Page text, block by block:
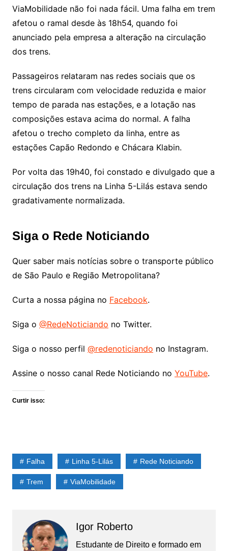
ViaMobilidade não foi nada fácil. Uma falha em trem
afetou o ramal desde às 18h54, quando foi
anunciado pela empresa a alteração na circulação
dos trens.
Passageiros relataram nas redes sociais que os
trens circularam com velocidade reduzida e maior
tempo de parada nas estações, e a lotação nas
composições estava acima do normal. A falha
afetou o trecho completo da linha, entre as
estações Capão Redondo e Chácara Klabin.
Por volta das 19h40, foi constado e divulgado que a
circulação dos trens na Linha 5-Lilás estava sendo
gradativamente normalizada.
Siga o Rede Noticiando
Quer saber mais notícias sobre o transporte público
de São Paulo e Região Metropolitana?
Curta a nossa página no Facebook.
Siga o @RedeNoticiando no Twitter.
Siga o nosso perfil @redenoticiando no Instagram.
Assine o nosso canal Rede Noticiando no YouTube.
Curtir isso:
Falha Linha 5-Lilás Rede Noticiando
Trem ViaMobilidade
Igor Roberto
Estudante de Direito e formado em